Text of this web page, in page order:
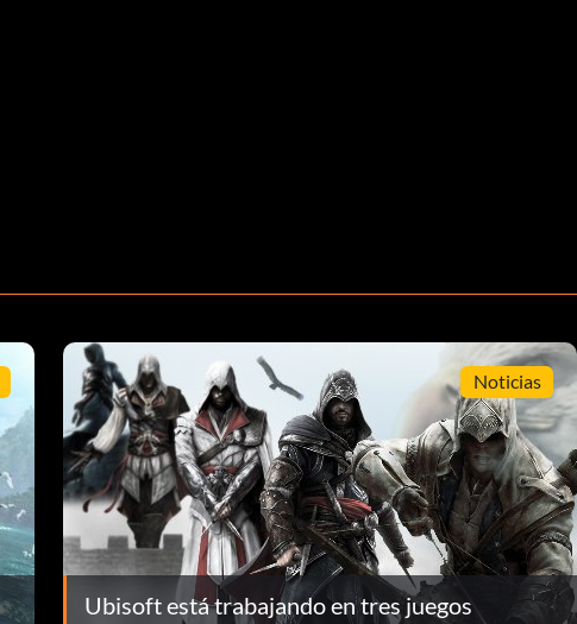
Noticias
Ubisoft está trabajando en tres juegos